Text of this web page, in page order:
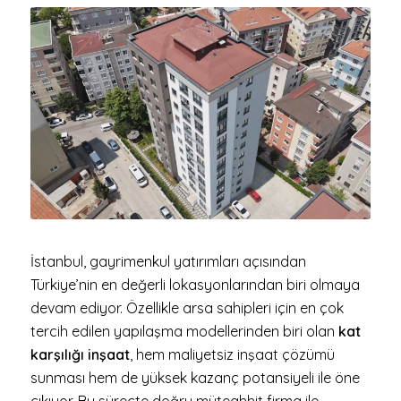
İstanbul, gayrimenkul yatırımları açısından
Türkiye’nin en değerli lokasyonlarından biri olmaya
devam ediyor. Özellikle arsa sahipleri için en çok
tercih edilen yapılaşma modellerinden biri olan kat
karşılığı inşaat, hem maliyetsiz inşaat çözümü
sunması hem de yüksek kazanç potansiyeli ile öne